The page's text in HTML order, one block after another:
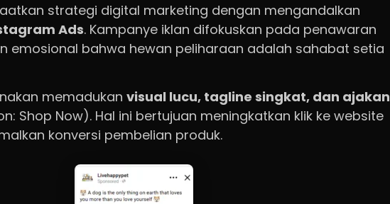
strategi digital marketing dengan mengandalkan
Ads. Kampanye iklan difokuskan pada penawaran
emosional bahwa hewan peliharaan adalah sahabat setia
memadukan visual lucu, tagline singkat, dan ajakan
Shop Now). Hal ini bertujuan meningkatkan klik ke website
konversi pembelian produk.